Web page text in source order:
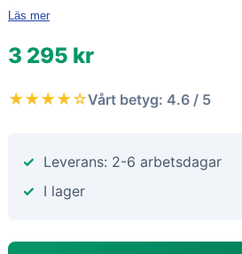
Läs mer
3 295 kr
★★★★☆Vårt betyg: 4.6 / 5
Leverans: 2-6 arbetsdagar
I lager